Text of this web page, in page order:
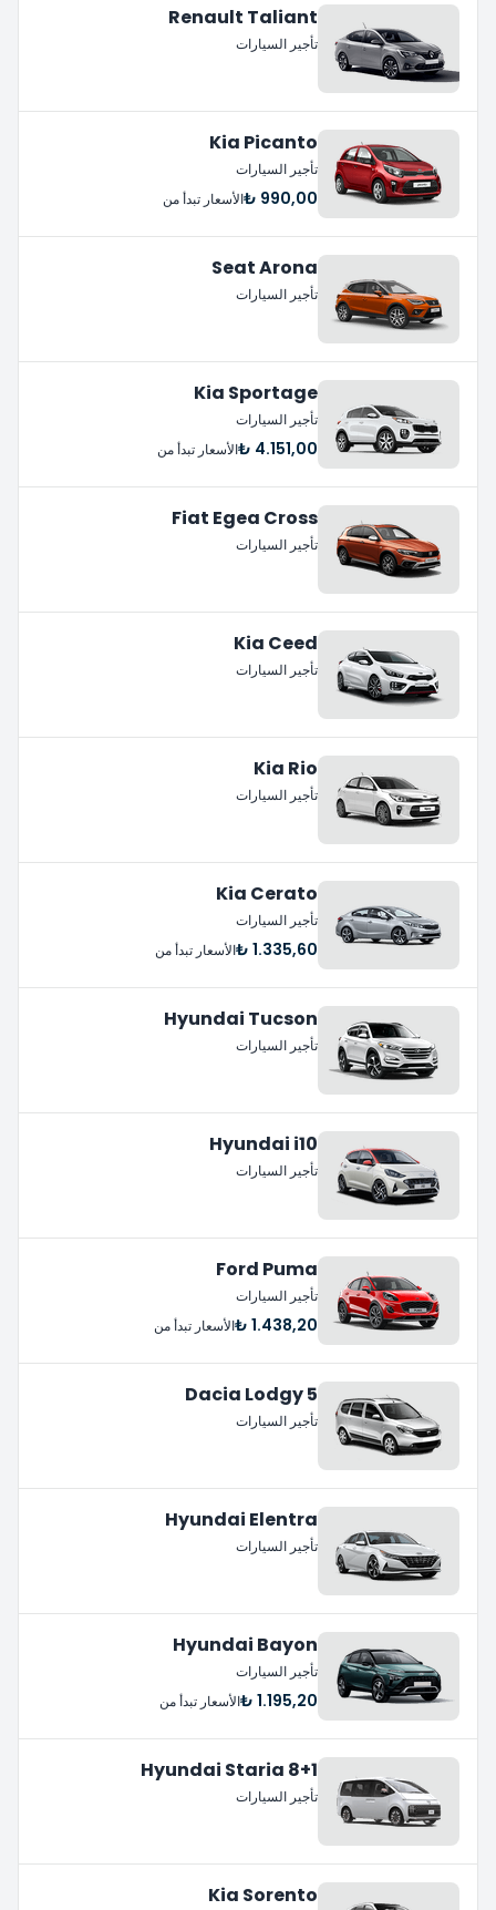
Renault Taliant
تأجير السيارات
Kia Picanto
تأجير السيارات
990,00 ₺ الأسعار تبدأ من
Seat Arona
تأجير السيارات
Kia Sportage
تأجير السيارات
4.151,00 ₺ الأسعار تبدأ من
Fiat Egea Cross
تأجير السيارات
Kia Ceed
تأجير السيارات
Kia Rio
تأجير السيارات
Kia Cerato
تأجير السيارات
1.335,60 ₺ الأسعار تبدأ من
Hyundai Tucson
تأجير السيارات
Hyundai i10
تأجير السيارات
Ford Puma
تأجير السيارات
1.438,20 ₺ الأسعار تبدأ من
Dacia Lodgy 5
تأجير السيارات
Hyundai Elentra
تأجير السيارات
Hyundai Bayon
تأجير السيارات
1.195,20 ₺ الأسعار تبدأ من
Hyundai Staria 8+1
تأجير السيارات
Kia Sorento